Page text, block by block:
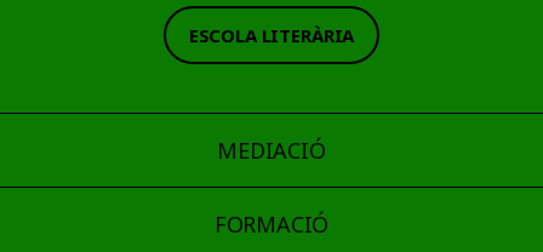
ESCOLA LITERÀRIA
MEDIACIÓ
FORMACIÓ